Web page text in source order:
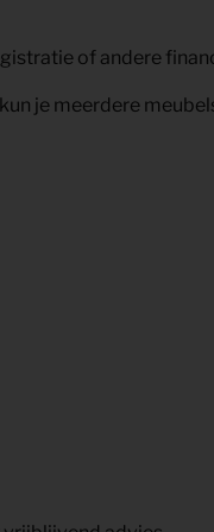
of andere
je meerdere